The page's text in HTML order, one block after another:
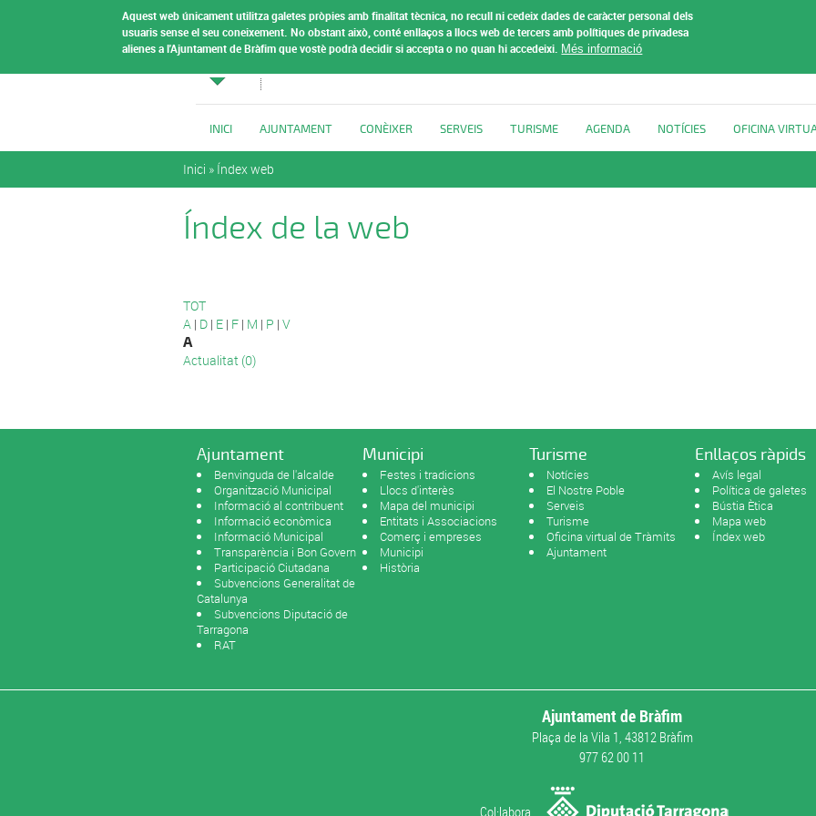
Aquest web únicament utilitza galetes pròpies amb finalitat tècnica, no recull ni cedeix dades de caràcter personal dels
usuaris sense el seu coneixement.No obstant això, conté enllaços a llocs web de tercers amb polítiques de privadesa
alienes a l'Ajuntament de Bràfim que vostè podrà decidir si accepta o no quan hi accedeixi. Més informació
Ajuntament de
Bràfim
INICI AJUNTAMENT CONÈIXER SERVEIS TURISME AGENDA NOTÍCIES OFICINA
Inici » Índex web
Índex de la web
TOT
A | D | E | F | M | P | V
A
Actualitat (0)
Ajuntament
Benvinguda de l'alcalde
Organització Municipal
Informació al contribuent
Informació econòmica
Informació Municipal
Transparència i Bon Govern
Participació Ciutadana
Subvencions Generalitat de
Catalunya
Subvencions Diputació de
Tarragona
RAT
Municipi
Festes i tradicions
Llocs d'interès
Mapa del municipi
Entitats i Associacions
Comerç i empreses
Municipi
Història
Turisme
Notícies
El Nostre Poble
Serveis
Turisme
Oficina virtual de Tràmits
Ajuntament
Enllaços ràpids
Avís legal
Política de galetes
Bústia Ètica
Mapa web
Índex web
Ajuntament de Bràfim
Plaça de la Vila 1, 43812 Bràfim
977 62 00 11
Col·labora